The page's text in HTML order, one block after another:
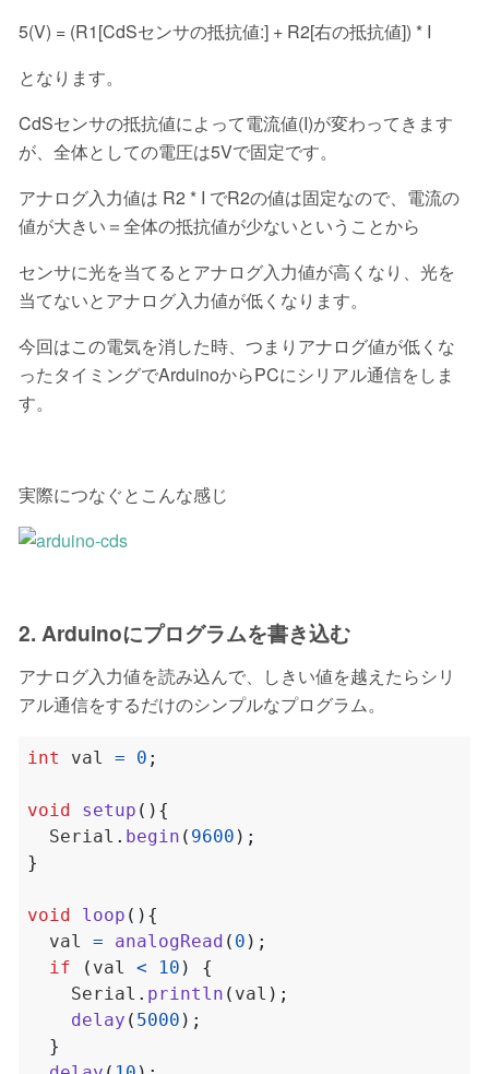
5(V) = (R1[CdSセンサの抵抗値:] + R2[右の抵抗値]) * I
となります。
CdSセンサの抵抗値によって電流値(I)が変わってきます
が、全体としての電圧は5Vで固定です。
アナログ入力値は R2 * I でR2の値は固定なので、電流の
値が大きい＝全体の抵抗値が少ないということから
センサに光を当てるとアナログ入力値が高くなり、光を
当てないとアナログ入力値が低くなります。
今回はこの電気を消した時、つまりアナログ値が低くな
ったタイミングでArduinoからPCにシリアル通信をしま
す。
実際につなぐとこんな感じ
2. Arduinoにプログラムを書き込む
アナログ入力値を読み込んで、しきい値を越えたらシリ
アル通信をするだけのシンプルなプログラム。
int val = 0 ;
void setup (){
  Serial
. begin ( 9600 );
}
void loop (){
  val
= analogRead ( 0 );
if
( val < 10 )
{
    Serial
. println ( val );
delay ( 5000 );
}